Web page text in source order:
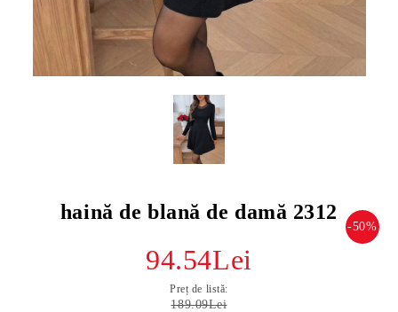
haină de blană de damă 2312
-50%
94.54Lei
Preț de listă:
189.09Lei